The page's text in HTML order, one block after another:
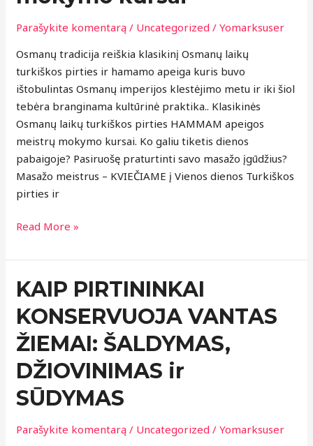
Parašykite komentarą / Uncategorized /Yomarksuser
Osmanų tradicija reiškia klasikinį Osmanų laikų
turkiškos pirties ir hamamo apeiga kuris buvo
ištobulintas Osmanų imperijos klestėjimo metu ir iki šiol
tebėra branginama kultūrinė praktika.. Klasikinės
Osmanų laikų turkiškos pirties HAMMAM apeigos
meistrų mokymo kursai. Ko galiu tiketis dienos
pabaigoje? Pasiruošę praturtinti savo masažo įgūdžius?
Masažo meistrus – KVIEČIAME į Vienos dienos Turkiškos
pirties ir
meistrų
mokymo
Read More »
KAIP PIRTININKAI
KONSERVUOJA VANTAS
ŽIEMAI: ŠALDYMAS,
DŽIOVINIMAS ir
SŪDYMAS
Parašykite komentarą / Uncategorized /Yomarksuser
KAIP
PIRTININKAI
KONSERVUOJA
VANTAS
ŽIEMAI:
ŠALDYMAS,
DŽIOVINIMAS
ir
SŪDYMAS